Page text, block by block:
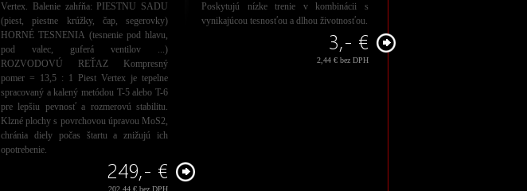
Vertex. Balenie zahŕňa: PIESTNU SADU
(piest, piestne krúžky, čap, segerovky)
HORNÉ TESNENIA (tesnenie pod hlavu,
pod valec, guferá ventilov ...)
ROZVODOVÚ REŤAZ Kompresný
pomer = 13,5 : 1 Piest Vertex je tepelne
spracovaný a kalený metódou T-5 alebo T-6
pre lepšiu pevnosť a rozmerovú stabilitu.
Klzné plochy s povrchovou úpravou MoS2,
chránia diely počas štartu a znižujú ich
opotrebenie.
249,- €
202,44 € bez DPH
Poskytujú nízke trenie v kombinácii s
vynikajúcou tesnosťou a dlhou životnosťou.
3,- €
2,44 € bez DPH